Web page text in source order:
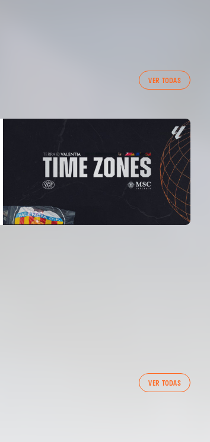
VER TODAS
VER TODAS
DEL VALENCIA CF 6/8/2026